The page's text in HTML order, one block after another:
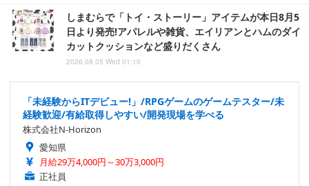
しまむらで「トイ・ストーリー」アイテムが本日8月5
日より発売!アパレルや雑貨、エイリアンとハムのダイ
カットクッションなど盛りだくさん
2026.08.05 Wed 01:10
「未経験からITデビュー!」/RPGゲームのゲームテスター/未
経験歓迎/有給取得しやすい/開発現場を学べる
株式会社N-Horizon
愛知県
月給29万4,000円～30万3,000円
正社員